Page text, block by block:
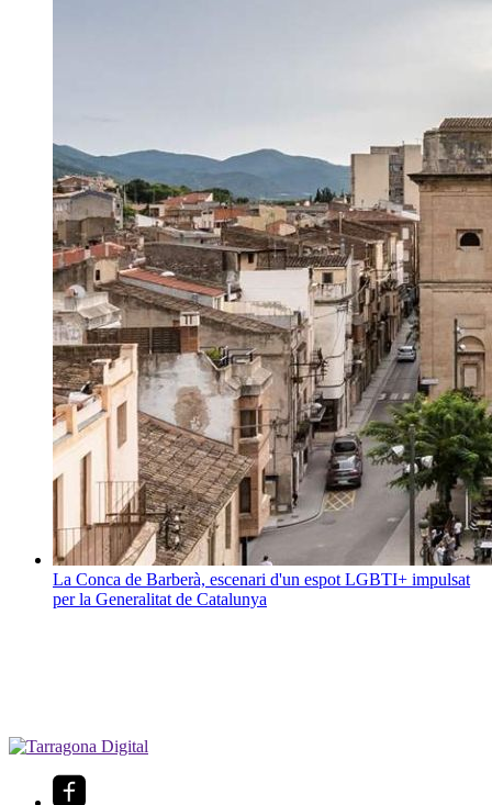
La Conca de Barberà, escenari d'un espot LGBTI+ impulsat
per la Generalitat de Catalunya